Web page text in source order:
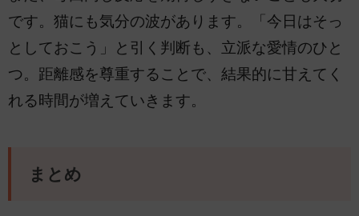
です。猫にも気分の波があります。「今日はそっ
としておこう」と引く判断も、立派な愛情のひと
つ。距離感を尊重することで、結果的に甘えてく
れる時間が増えていきます。
まとめ